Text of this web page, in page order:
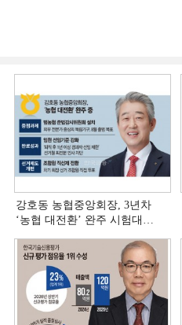
강호동 농협중앙회장, 3년차
‘농협 대전환ʼ 완주 시험대